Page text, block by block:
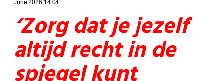
June 2026 14:04
‘Zorg dat je jezelf
altijd recht in de